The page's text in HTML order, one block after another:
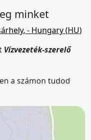
minket
, - Hungary (HU)
Vízvezeték-szerelő
a számon tudod